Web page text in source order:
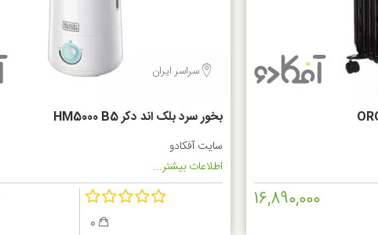
16,890,000
سراسر ایران
بخور سرد بلک اند دکر HM5000 B5
سایت آفکادو
اطلاعات بیشتر...
0